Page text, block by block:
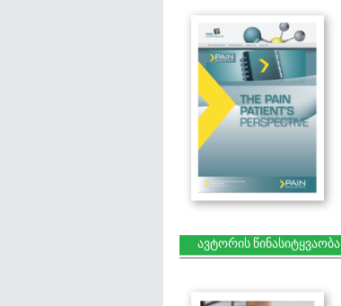
ავტორის წინასიტყვაობა